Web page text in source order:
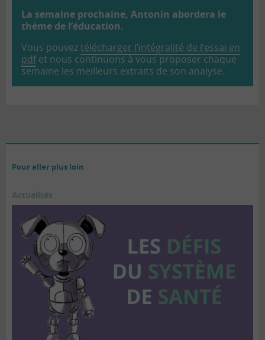
La semaine prochaine, Antonin abordera le
thème de l’éducation.
Vous pouveztélécharger l’intégralité de l’essai en
pdfet nous continuons à vous proposer chaque
semaine les meilleurs extraits de son analyse.
Pour aller plus loin
Actualités